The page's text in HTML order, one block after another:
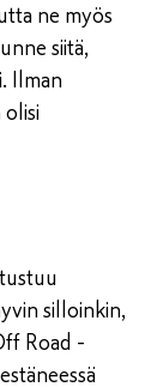
ne myös
siitä,
Ilman
silloinkin,
Road -